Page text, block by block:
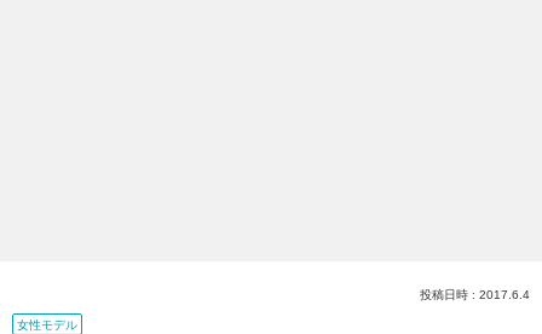
投稿日時 : 2017.6.4
女性モデル